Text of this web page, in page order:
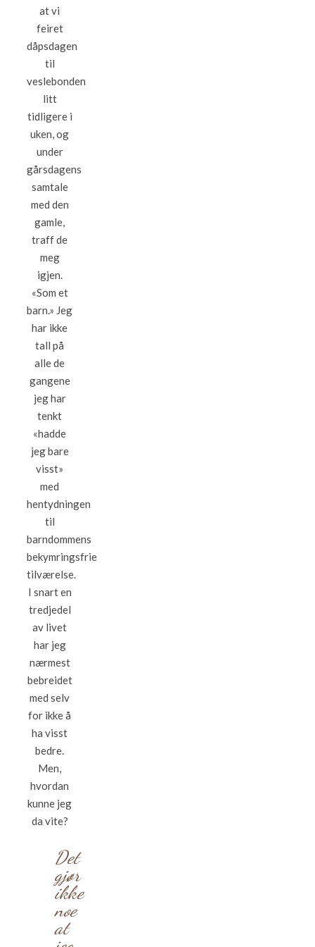
at vi
feiret
dåpsdagen
til
veslebonden
litt
tidligere i
uken, og
under
gårsdagens
samtale
med den
gamle,
traff de
meg
igjen.
«Som et
barn.» Jeg
har ikke
tall på
alle de
gangene
jeg har
tenkt
«hadde
jeg bare
visst»
med
hentydningen
til
barndommens
bekymringsfrie
tilværelse.
I snart en
tredjedel
av livet
har jeg
nærmest
bebreidet
med selv
for ikke å
ha visst
bedre.
Men,
hvordan
kunne jeg
da vite?
Det
gjør
ikke
noe
at